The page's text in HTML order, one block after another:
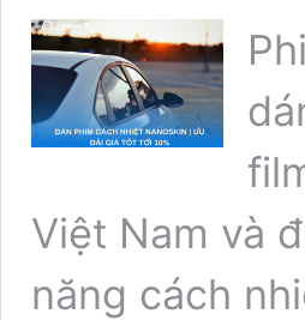
Việt Nam và
năng cách